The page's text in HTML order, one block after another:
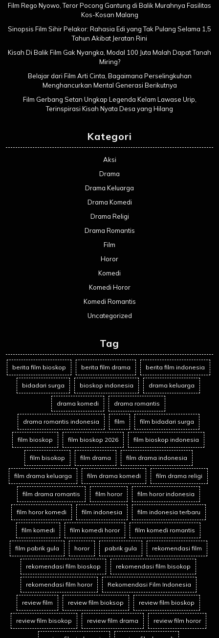
Film Rego Nyowo, Teror Pocong Gantung di Balik Murahnya Fasilitas
Kos-Kosan Malang
Sinopsis Film Sihir Pelakor: Rahasia Edi yang Tak Pulang Selama 1,5
Tahun Akibat Jeratan Rini
Kisah Di Balik Film Gak Nyangka, Modal 100 Juta Malah Dapat Tanah
Miring?
Belajar dari Film Arti Cinta, Bagaimana Perselingkuhan
Menghancurkan Mental Generasi Berikutnya
Film Gerbang Setan Ungkap Legenda Kelam Lawase Urip,
Terinspirasi Kisah Nyata Desa yang Hilang
Kategori
Aksi
Drama
Drama Keluarga
Drama Komedi
Drama Religi
Drama Romantis
Film
Horor
Komedi
Komedi Horor
Komedi Romantis
Uncategorized
Tag
berita film bioskop berita film drama berita film indonesia
bidadari surga bioskop indonesia drama keluarga
drama komedi drama romantis
drama romantis indonesia film film bidadari surga
film bioskop film bioskop 2026 film bioskop indonesia
film bisokop film drama film drama indonesia
film drama keluarga film drama komedi film drama religi
film drama romantis film horor film horor indonesia
film horor komedi film indonesia film indonesia terbaru
film komedi film komedi horor film komedi romantis
film pabrik gula horor pabrik gula rekomendasi film
rekomendasi film bioskop rekomendasi film bisokop
rekomendasi film horor Rekomendasi Film Indonesia
review film review film bioksop review film bioskop
review film bisokop review film drama review film horor